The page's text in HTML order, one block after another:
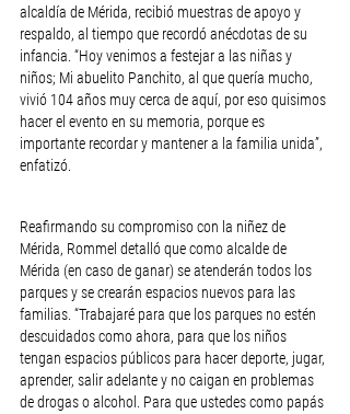
alcaldía de Mérida, recibió muestras de apoyo y
respaldo, al tiempo que recordó anécdotas de su
infancia. “Hoy venimos a festejar a las niñas y
niños; Mi abuelito Panchito, al que quería mucho,
vivió 104 años muy cerca de aquí, por eso quisimos
hacer el evento en su memoria, porque es
importante recordar y mantener a la familia unida”,
enfatizó.
Reafirmando su compromiso con la niñez de
Mérida, Rommel detalló que como alcalde de
Mérida (en caso de ganar) se atenderán todos los
parques y se crearán espacios nuevos para las
familias. “Trabajaré para que los parques no estén
descuidados como ahora, para que los niños
tengan espacios públicos para hacer deporte, jugar,
aprender, salir adelante y no caigan en problemas
de drogas o alcohol. Para que ustedes como papás